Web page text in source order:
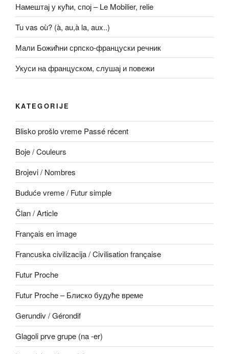
Намештај у кући, спој – Le Mobilier, relie
Tu vas où? (à, au,à la, aux..)
Мали Божићни српско-француски речник
Укуси на француском, слушај и повежи
KATEGORIJE
Blisko prošlo vreme Passé récent
Boje / Couleurs
Brojevi / Nombres
Buduće vreme / Futur simple
Član / Article
Français en image
Francuska civilizacija / Civilisation française
Futur Proche
Futur Proche – Блиско будуће време
Gerundiv / Gérondif
Glagoli prve grupe (na -er)